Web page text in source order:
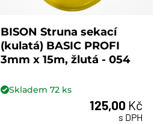
BISON Struna sekací
(kulatá) BASIC PROFI
3mm x 15m, žlutá - 054
Skladem 72ks
125,00 Kč
s DPH